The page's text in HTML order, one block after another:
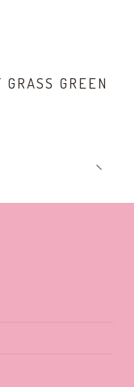
GREEN